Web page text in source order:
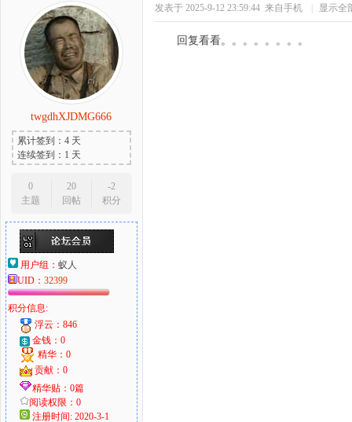
twgdhXJDMG666
累计签到：4 天
连续签到：1 天
0
主题
20
回帖
-2
积分
用户组： 蚁人
UID： 32399
积分信息:
浮云：846
金钱：0
精华：0
贡献：0
精华贴：0篇
阅读权限：0
注册时间: 2020-3-1
发表于 2025-9-12 23:59:44 来自手机 显示全
回复看看。。。。。。。。